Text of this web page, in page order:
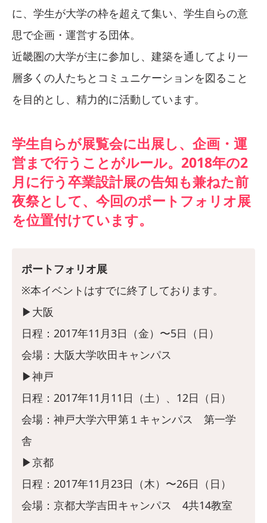
に、学生が大学の枠を超えて集い、学生自らの意
思で企画・運営する団体。
近畿圏の大学が主に参加し、建築を通してより一
層多くの人たちとコミュニケーションを図ること
を目的とし、精力的に活動しています。
学生自らが展覧会に出展し、企画・運
営まで行うことがルール。2018年の2
月に行う卒業設計展の告知も兼ねた前
夜祭として、今回のポートフォリオ展
を位置付けています。
ポートフォリオ展
※本イベントはすでに終了しております。
▶︎大阪
日程：2017年11月3日（金）〜5日（日）
会場：大阪大学吹田キャンパス
▶︎神戸
日程：2017年11月11日（土）、12日（日）
会場：神戸大学六甲第１キャンパス 第一学
舎
▶︎京都
日程：2017年11月23日（木）〜26日（日）
会場：京都大学吉田キャンパス 4共14教室